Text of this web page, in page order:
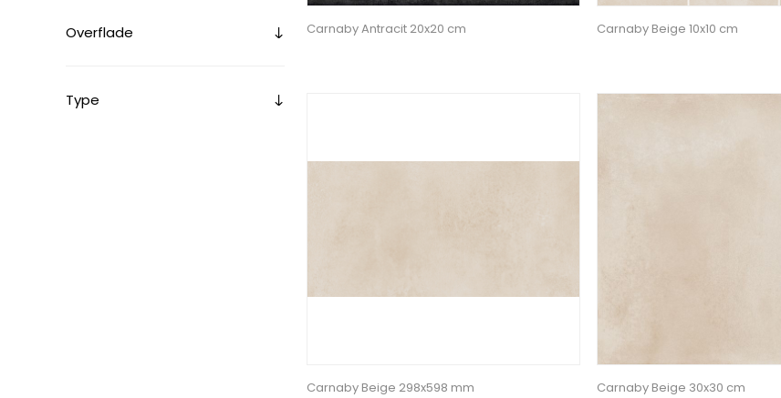
Overflade
Type
Carnaby Antracit 20x20 cm Carnaby Beige 10x10 cm
Carnaby Beige 298x598 mm Carnaby Beige 30x30 cm